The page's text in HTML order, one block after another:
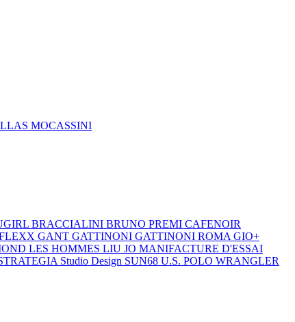
MOCASSINI
BRACCIALINI BRUNO PREMI CAFENOIR
GANT GATTINONI GATTINONI ROMA GIO+
LES HOMMES LIU JO MANIFACTURE D'ESSAI
Studio Design SUN68 U.S. POLO WRANGLER